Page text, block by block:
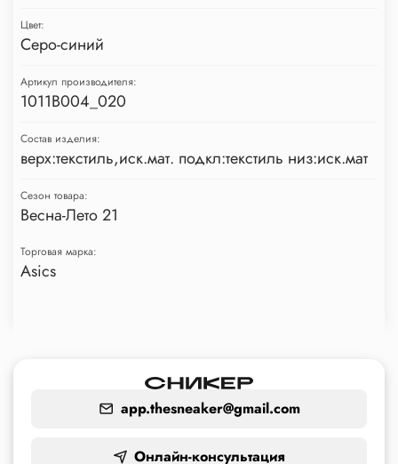
Цвет:
Серо-синий
Артикул производителя:
1011B004_020
Состав изделия:
верх:текстиль,иск.мат. подкл:текстиль низ:иск.мат
Сезон товара:
Весна-Лето 21
Торговая марка:
Asics
app.thesneaker@gmail.com
Онлайн-консультация